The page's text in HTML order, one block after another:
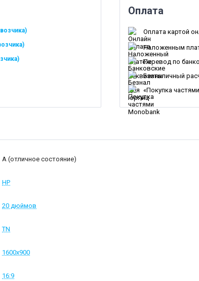
Оплата
Оплата картой
Наложенным
Перевод по
Безналичный
«Покупка
A (отличное состояние)
HP
20 дюймов
TN
1600x900
16:9